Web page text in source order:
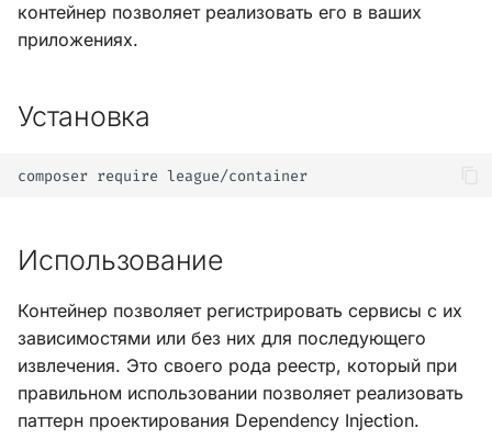
контейнер позволяет реализовать его в ваших
приложениях.
Установка
composer require
Использование
Контейнер позволяет регистрировать сервисы с их
зависимостями или без них для последующего
извлечения. Это своего рода реестр, который при
правильном использовании позволяет реализовать
паттерн проектирования Dependency Injection.